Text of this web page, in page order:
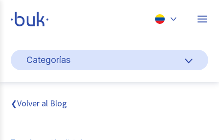
Perú
Categorías
Cultura y bienestar laboral
Gestión de personas
❮Volver al Blog